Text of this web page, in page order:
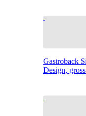
Gastroback
Design,